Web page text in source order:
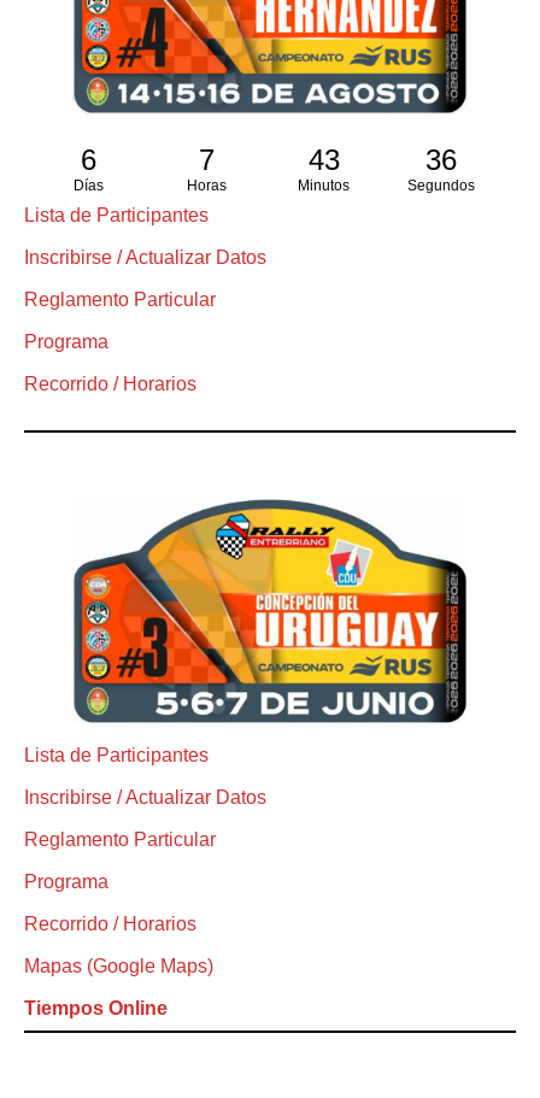
6
Días
7
Horas
43
Minutos
35
Segundos
Lista de Participantes
Inscribirse / Actualizar Datos
Reglamento Particular
Programa
Recorrido / Horarios
Lista de Participantes
Inscribirse / Actualizar Datos
Reglamento Particular
Programa
Recorrido / Horarios
Mapas (Google Maps)
Tiempos Online